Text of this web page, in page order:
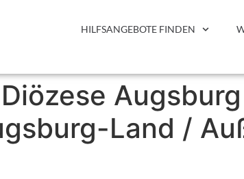
HILFSANGEBOTE FINDEN
Augsburg
Land /